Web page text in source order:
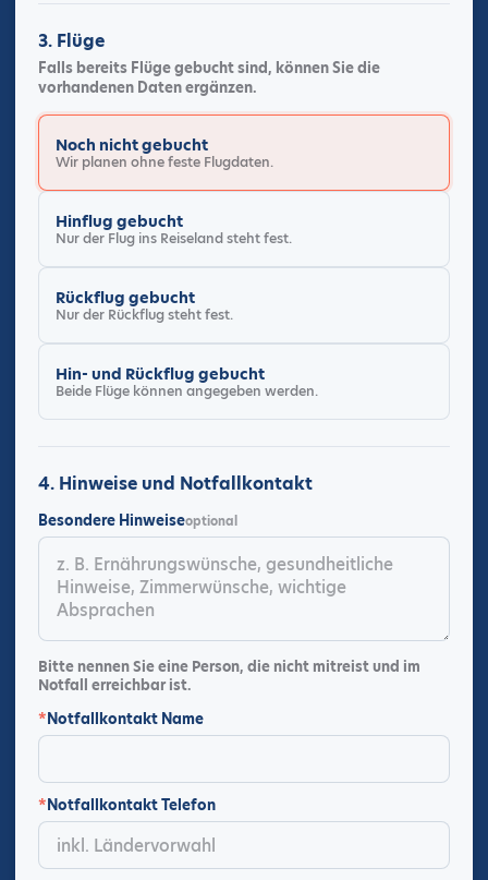
3. Flüge
Falls bereits Flüge gebucht sind, können Sie die
vorhandenen Daten ergänzen.
Flugstatus
Noch nicht gebucht
Wir planen ohne feste Flugdaten.
Hinflug gebucht
Nur der Flug ins Reiseland steht fest.
Rückflug gebucht
Nur der Rückflug steht fest.
Hin- und Rückflug gebucht
Beide Flüge können angegeben werden.
4. Hinweise und Notfallkontakt
Besondere Hinweiseoptional
Bitte nennen Sie eine Person, die nicht mitreist und im
Notfall erreichbar ist.
*Notfallkontakt Name
*Notfallkontakt Telefon